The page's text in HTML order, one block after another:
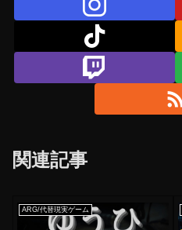
関連記事
ARG/代替現実ゲーム